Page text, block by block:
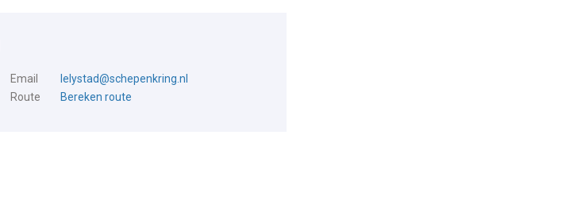
Email
lelystad@schepenkring.nl
Route Bereken route